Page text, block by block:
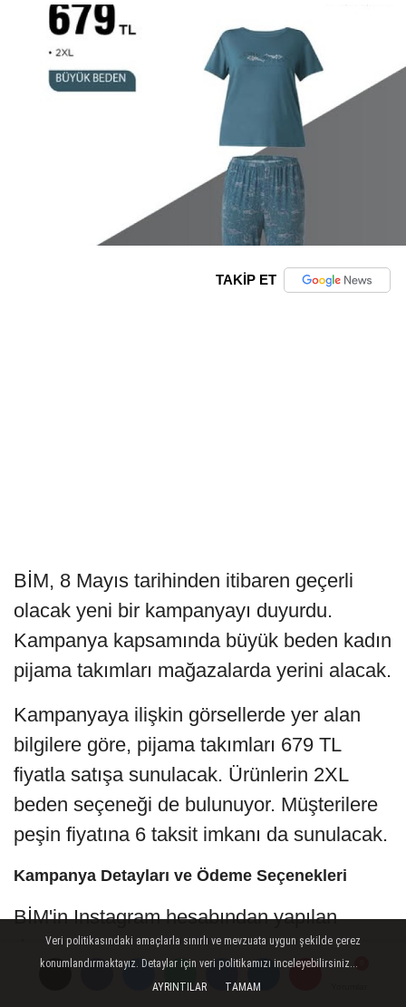
TAKİP ET
BİM, 8 Mayıs tarihinden itibaren geçerli
olacak yeni bir kampanyayı duyurdu.
Kampanya kapsamında büyük beden kadın
pijama takımları mağazalarda yerini alacak.
Kampanyaya ilişkin görsellerde yer alan
bilgilere göre, pijama takımları 679 TL
fiyatla satışa sunulacak. Ürünlerin 2XL
beden seçeneği de bulunuyor. Müşterilere
peşin fiyatına 6 taksit imkanı da sunulacak.
Kampanya Detayları ve Ödeme Seçenekleri
BİM'in Instagram hesabından yapılan
duyuruda, kampanyanın 8 Mayıs Cuma
gününden itibaren başlayacağı belirtildi.
Veri politikasındaki amaçlarla sınırlı ve mevzuata uygun şekilde çerez
konumlandırmaktayız. Detaylar için veri politikamızı inceleyebilirsiniz...
AYRINTILAR
TAMAM